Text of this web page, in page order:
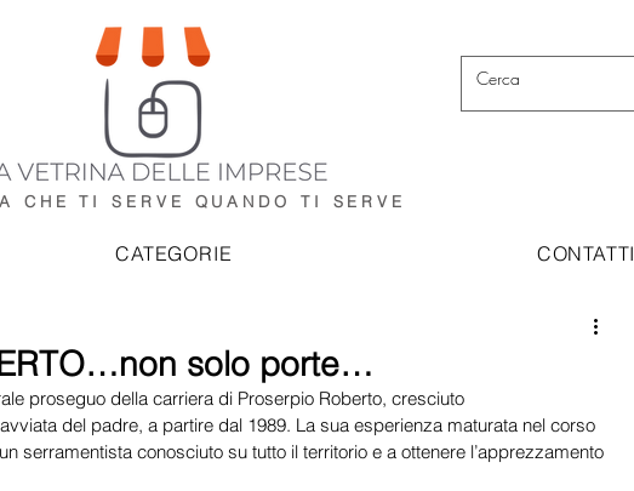
CHE TI SERVE QUANDO TI SERVE
CATEGORIE CONTATTI
solo porte…
proseguo della carriera di Proserpio Roberto, cresciuto
del padre, a partire dal 1989. La sua esperienza maturata nel corso
serramentista conosciuto su tutto il territorio e a ottenere l’apprezzamento